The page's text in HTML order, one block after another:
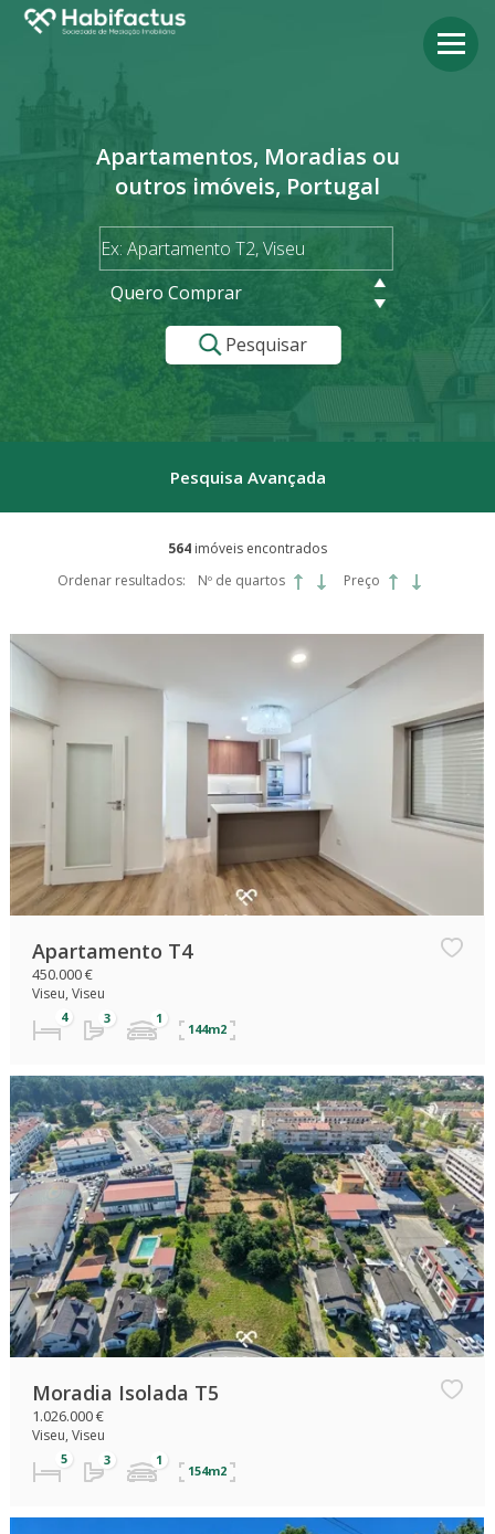
Apartamentos, Moradias ou
outros imóveis, Portugal
Quero Comprar
Pesquisar
Pesquisa Avançada
564 imóveis encontrados
Ordenar resultados:
Nº de quartos Preço
Apartamento T4
450.000 €
Viseu, Viseu
144m2
Moradia Isolada T5
1.026.000 €
Viseu, Viseu
154m2